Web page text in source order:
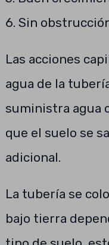
6. Sin
Las acciones
agua de la
suministra agua
que el suelo se
adicional.
La tubería se
bajo tierra